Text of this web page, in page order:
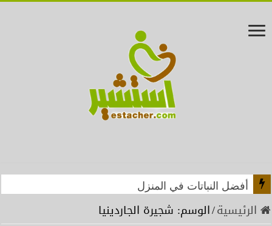
أفضل النباتات في المنزل
الرئيسية/الوسم: شجيرة الجاردينيا